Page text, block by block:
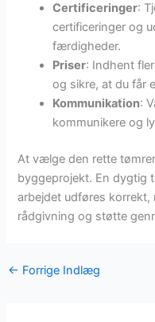
Certificeringer:
certificeringer og
færdigheder.
Priser: Indhent
og sikre, at du får
Kommunikation:
kommunikere og
At vælge den rette
byggeprojekt. En dygtig
arbejdet udføres
rådgivning og støtte
← Forrige Indlæg